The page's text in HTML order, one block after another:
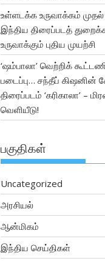
உள்ளடக்க உருவாக்கம்
இந்திய திரைப்படத்
உருவாக்கும் புதிய முயற்சி
‘ஷம்பாலா’ வெற்றிக்
படைப்பு… சந்தீப்
திரைப்படம் ‘கரிகாலா’ –
வெளியீடு!
பகுதிகள்
Uncategorized
அரசியல்
ஆன்மிகம்
இந்திய செய்திகள்